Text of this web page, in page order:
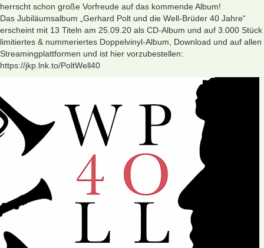
herrscht schon große Vorfreude auf das kommende Album!
Das Jubiläumsalbum „Gerhard Polt und die Well-Brüder 40 Jahre“
erscheint mit 13 Titeln am 25.09.20 als CD-Album und auf 3.000 Stück
limitiertes & nummeriertes Doppelvinyl-Album, Download und auf allen
Streamingplattformen und ist hier vorzubestellen:
https://jkp.lnk.to/PoltWell40